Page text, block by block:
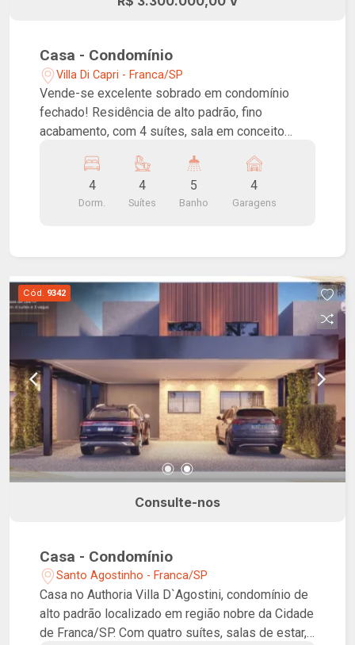
Casa - Condomínio
Villa Di Capri - Franca/SP
Vende-se excelente sobrado em condomínio
fechado! Residência de alto padrão, fino
acabamento, com 4 suítes, sala em conceito
lavanderia, varanda gourmet com churrasqueira,
piscina e 4 vagas de garagem sendo 2 cobertas.
Condomínio fechado com toda infraestrutura,
4
Dorm.
4
Suítes
5
Banho
4
Garagens
Cód. 9342
Consulte-nos
Casa - Condomínio
Santo Agostinho - Franca/SP
Casa no Authoria Villa D`Agostini, condomínio de
alto padrão localizado em região nobre da Cidade
de Franca/SP. Com quatro suítes, salas de estar,